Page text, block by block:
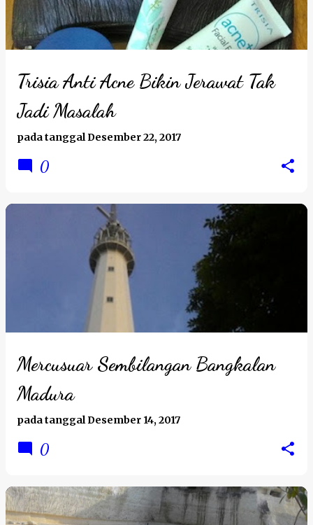
n
Trisia Anti Acne Bikin Jerawat Tak
Jadi Masalah
pada tanggalDesember 22, 2017
0
Mercusuar Sembilangan Bangkalan
Madura
pada tanggalDesember 14, 2017
0